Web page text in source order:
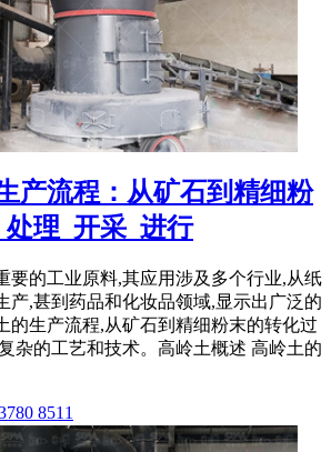
产流程：从矿石到精细粉
理_开采_进行
要的工业原料,其应用涉及多个行业,从纸
产,甚到药品和化妆品领域,显示出广泛的
的生产流程,从矿石到精细粉末的转化过
杂的工艺和技术。高岭土概述 高岭土的
8511